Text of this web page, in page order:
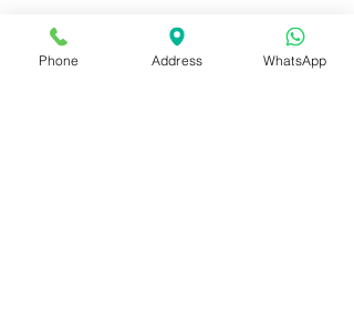
Добавить в корзину
Phone Address WhatsApp